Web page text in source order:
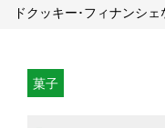
ドクッキー･フィナンシェ
菓子